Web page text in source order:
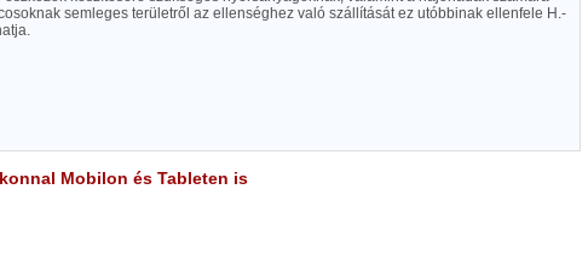
semleges területről az ellenséghez való szállítását ez utóbbinak ellenfele H.-
Mobilon és Tableten is